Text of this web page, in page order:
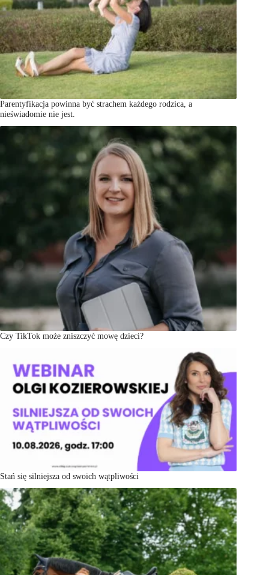
Parentyfikacja powinna być strachem każdego rodzica, a
nieświadomie nie jest.
Czy TikTok może zniszczyć mowę dzieci?
Stań się silniejsza od swoich wątpliwości